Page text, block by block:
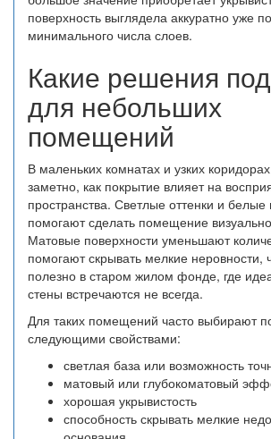
поверхность выглядела аккуратно уже
минимального числа слоев.
Какие решения
для небольших
помещений
В маленьких комнатах и узких
заметно, как покрытие влияет на
пространства. Светлые оттенки и белые
помогают сделать помещение
Матовые поверхности уменьшают
помогают скрывать мелкие неровности,
полезно в старом жилом фонде, где
стены встречаются не всегда.
Для таких помещений часто выбирают
следующими свойствами:
светлая база или возможность
матовый или глубокоматовый
хорошая укрывистость
способность скрывать мелкие